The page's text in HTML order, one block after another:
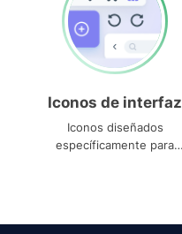
Iconos de interfaz
Iconos diseñados
específicamente para